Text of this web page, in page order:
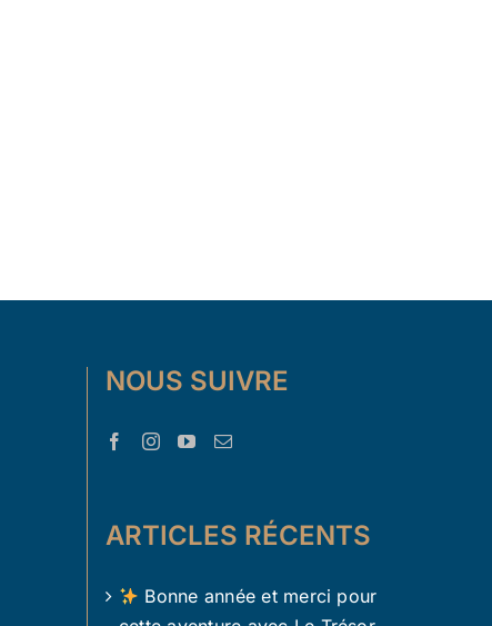
NOUS SUIVRE
ARTICLES RÉCENTS
Bonne année et merci pour